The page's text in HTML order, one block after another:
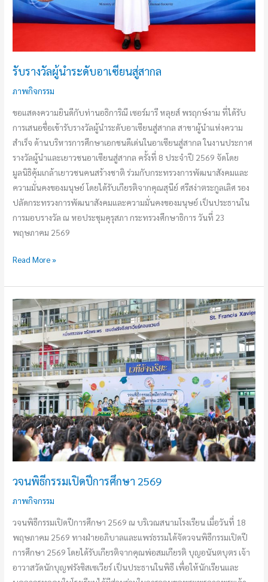
รับรางวัลผู้นำระดับอาเซียนสู่สากล
ภาพกิจกรรม
ขอแสดงความยินดีกับท่านอธิการิณี เซอร์มารี หลุยส์ พรฤกษ์งาม ที่ได้รับ
การเสนอชื่อเข้ารับรางวัลผู้นำระดับอาเซียนสู่สากล สาขาผู้นำแห่งความ
สำเร็จ ด้านบริหารการศึกษาเอกชนดีเด่นในอาเซียนสู่สากล ในงานประกาศ
รางวัลผู้นำและเยาวชนอาเซียนสู่สากล ครั้งที่ 8 ประจำปี 2569 จัดโดย
มูลนิธิคุ้มเกล้าเยาวชนคนสร้างชาติ ร่วมกับกระทรวงการพัฒนาสังคมและ
ความมั่นคงของมนุษย์ โดยได้รับเกียรติจากคุณสุนีย์ ศรีสง่าตระกูลเลิศ รอง
ปลัดกระทรวงการพัฒนาสังคมและความมั่นคงของมนุษย์ เป็นประธานใน
การมอบรางวัล ณ หอประชุมคุรุสภา กระทรวงศึกษาธิการ วันที่ 23
พฤษภาคม 2569
Read More »
วจนพิธีกรรมเปิดปีการศึกษา 2569
ภาพกิจกรรม
วจนพิธีกรรมเปิดปีการศึกษา 2569 ณ บริเวณสนามโรงเรียน เมื่อวันที่ 18
พฤษภาคม 2569 ทางฝ่ายอภิบาลและแพร่ธรรมได้จัดวจนพิธีกรรมเปิดปี
การศึกษา 2569 โดยได้รับเกียรติจากคุณพ่อสมเกียรติ บุญอนันตบุตร เจ้า
อาวาสวัดนักบุญฟรังซิสเซเวียร์ เป็นประธานในพิธี เพื่อให้นักเรียนและ
จน
พิธีกรรม
เปิด
ปี
การ
ศึกษา
2569